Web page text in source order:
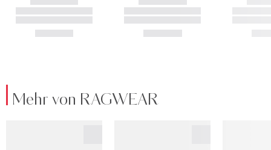
Mehr von RAGWEAR